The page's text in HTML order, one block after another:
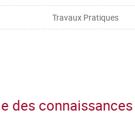
Travaux Pratiques
des connaissances